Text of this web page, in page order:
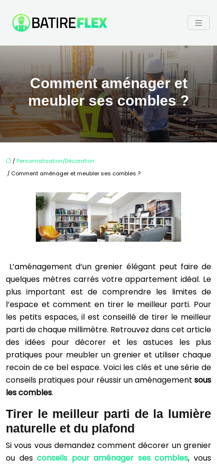
Comment aménager et
meubler ses combles ?
/ Personnalisation/Décoration
/ Comment aménager et meubler ses combles ?
L’aménagement d’un grenier élégant peut faire de
quelques mètres carrés votre appartement idéal. Le
plus important est de comprendre les limites de
l’espace et comment en tirer le meilleur parti. Pour
les petits espaces, il est conseillé de tirer le meilleur
parti de chaque millimètre. Retrouvez dans cet article
des idées pour décorer et les astuces les plus
pratiques pour meubler un grenier et utiliser chaque
recoin de ce bel espace. Voici les clés et une série de
conseils pratiques pour réussir un aménagement sous
les combles.
Tirer le meilleur parti de la lumière
naturelle et du plafond
Si vous vous demandez comment décorer un grenier
ou desconseils pour aménager ses combles, vous